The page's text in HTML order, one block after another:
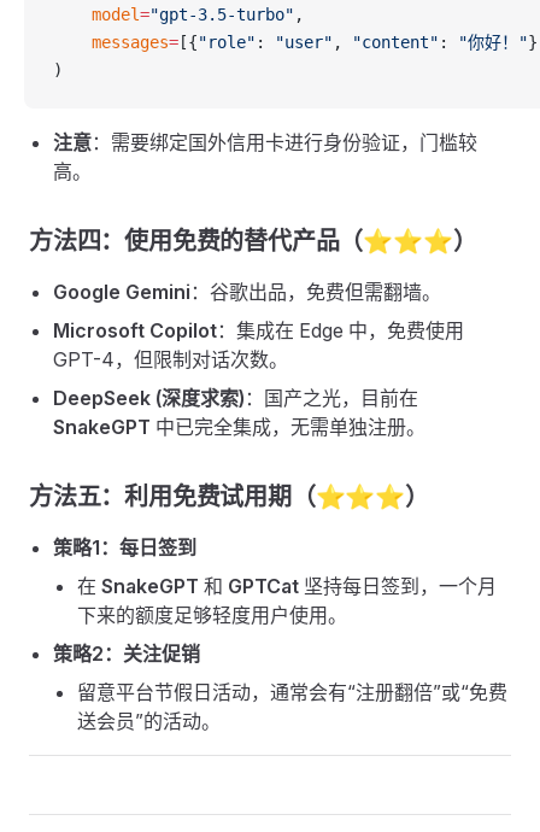
    model
="gpt-3.5-turbo" ,
    messages
= [{"role" : "user" , "content" : "你好！"
)
注意：需要绑定国外信用卡进行身份验证，门槛较
高。
方法四：使用免费的替代产品（⭐⭐⭐）
Google Gemini ：谷歌出品，免费但需翻墙。
Microsoft Copilot：集成在 Edge 中，免费使用
GPT-4，但限制对话次数。
DeepSeek (深度求索) ：国产之光，目前在
SnakeGPT 中已完全集成，无需单独注册。
方法五：利用免费试用期（⭐⭐⭐）
策略1：每日签到
在 SnakeGPT 和 GPTCat 坚持每日签到，一个月
下来的额度足够轻度用户使用。
策略2：关注促销
留意平台节假日活动，通常会有“注册翻倍”或“免费
送会员”的活动。